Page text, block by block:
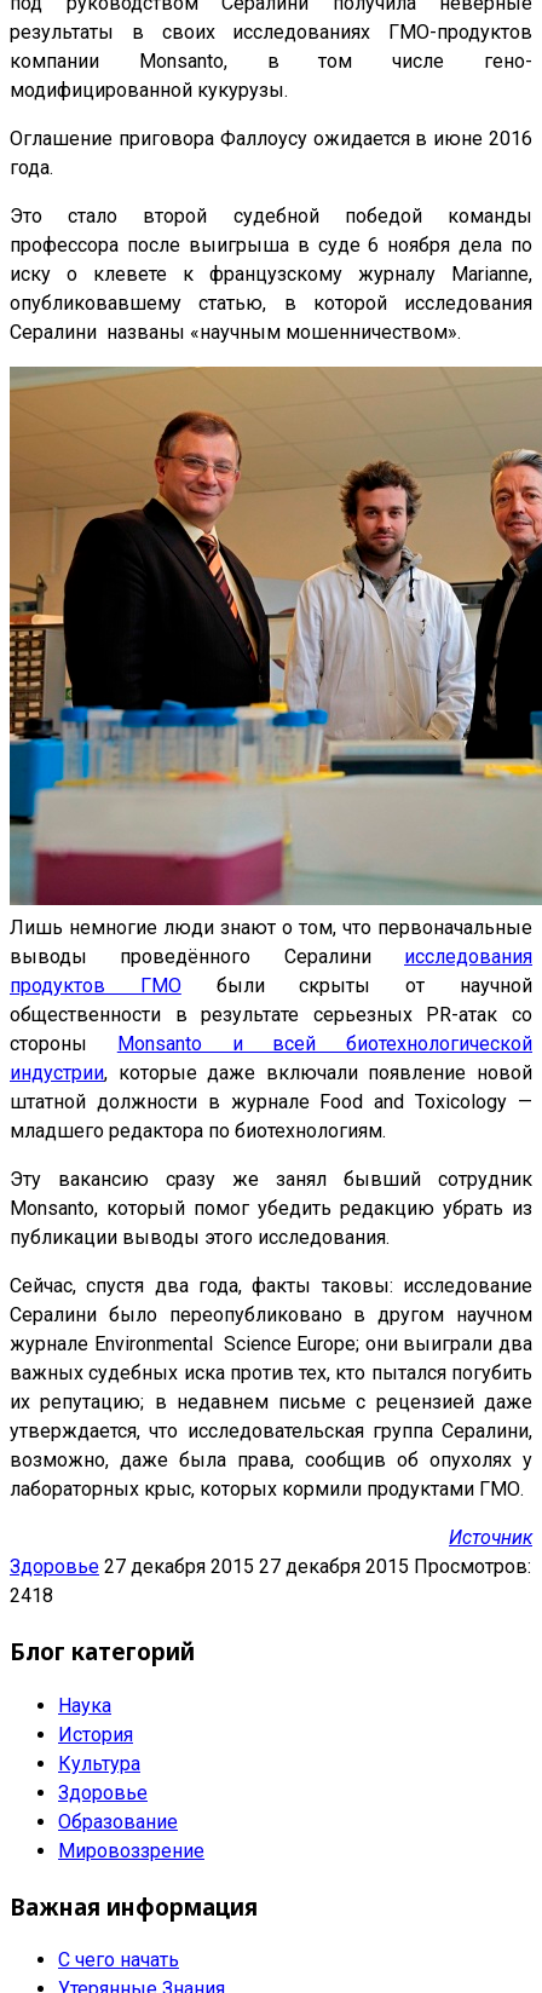
результаты в своих исследованиях ГМО-продуктов
компании Monsanto, в том числе гено-
модифицированной кукурузы.
Оглашение приговора Фаллоусу ожидается в июне 2016
года.
Это стало второй судебной победой команды
профессора после выигрыша в суде 6 ноября дела по
иску о клевете к французскому журналу Marianne,
опубликовавшему статью, в которой исследования
Сералини названы «научным мошенничеством».
Лишь немногие люди знают о том, что первоначальные
выводы проведённого Сералини исследования
продуктов ГМОбыли скрыты от научной
общественности в результате серьезных PR-атак со
стороны
Monsanto и всей биотехнологической
индустрии, которые даже включали появление новой
штатной должности в журнале Food and Toxicology —
младшего редактора по биотехнологиям.
Эту вакансию сразу же занял бывший сотрудник
Monsanto, который помог убедить редакцию убрать из
публикации выводы этого исследования.
Сейчас, спустя два года, факты таковы: исследование
Сералини было переопубликовано в другом научном
журнале Environmental Science Europe; они выиграли два
важных судебных иска против тех, кто пытался погубить
их репутацию; в недавнем письме с рецензией даже
утверждается, что исследовательская группа Сералини,
возможно, даже была права, сообщив об опухолях у
лабораторных крыс, которых кормили продуктами ГМО.
Источник
Здоровье 27 декабря 2015 27 декабря 2015 Просмотров:
2418
Блог категорий
Наука
История
Культура
Здоровье
Образование
Мировоззрение
Важная информация
С чего начать